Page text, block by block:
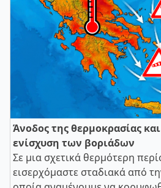
Άνοδος της θερμοκρασίας
ενίσχυση των βοριάδων
Σε μια σχετικά θερμότερη
εισερχόμαστε σταδιακά από